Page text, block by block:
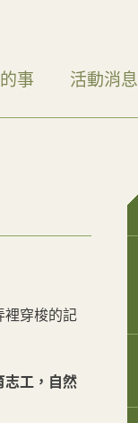
事 活動消息
裡穿梭的記
志工，自然